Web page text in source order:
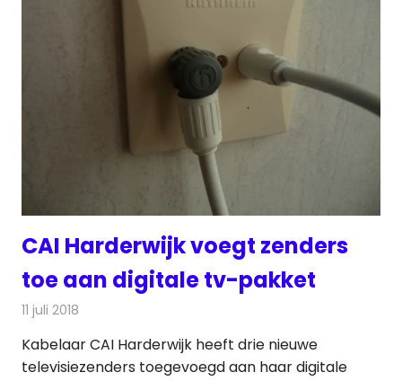
CAI Harderwijk voegt zenders
toe aan digitale tv-pakket
11 juli 2018
Kabelaar CAI Harderwijk heeft drie nieuwe
televisiezenders toegevoegd aan haar digitale